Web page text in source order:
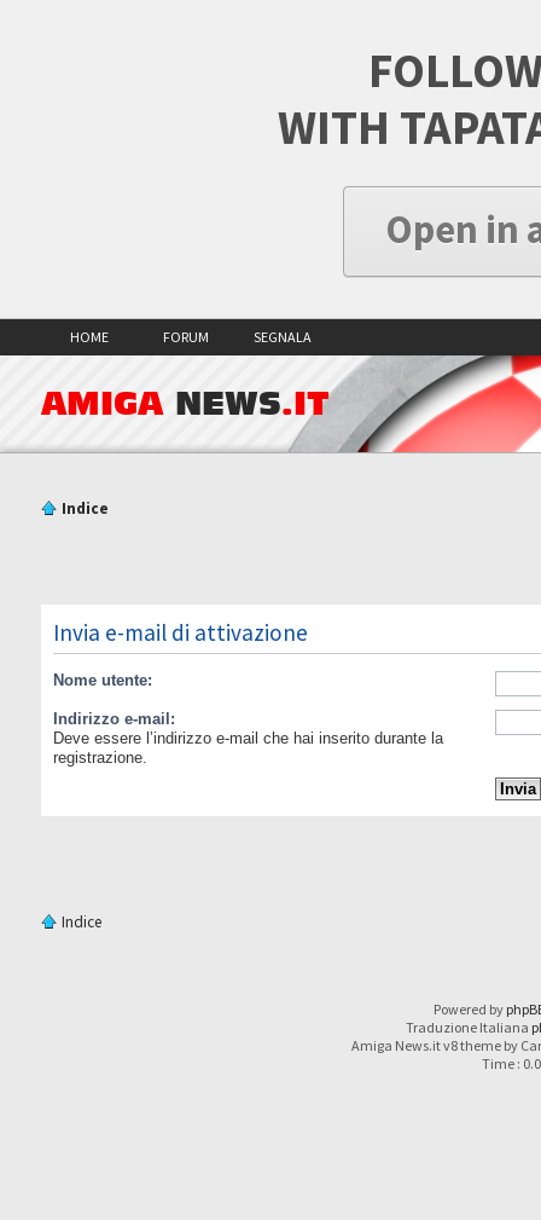
WITH
Open in
HOME FORUM SEGNALA
AMIGA NEWS.IT
Indice
Invia e-mail di attivazione
Nome utente:
Indirizzo e-mail:
Deve essere l’indirizzo e-mail che hai inserito durante la
registrazione.
Indice
Powered by
Traduzione Italiana
Amiga News.it v8 theme by
Time :